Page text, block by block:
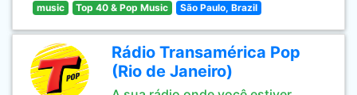
music Top 40 & Pop Music São Paulo, Brazil
Rádio Transamérica Pop
(Rio de Janeiro)